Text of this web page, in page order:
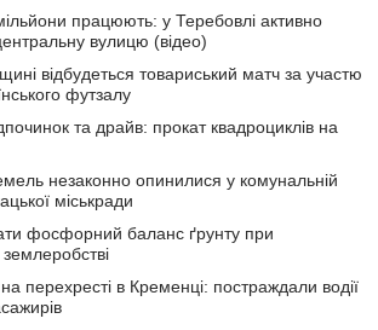
працюють: у Теребовлі активно
вулицю (відео)
відбудеться товариський матч за участю
футзалу
та драйв: прокат квадроциклів на
незаконно опинилися у комунальній
міськради
фосфорний баланс ґрунту при
перехресті в Кременці: постраждали водії